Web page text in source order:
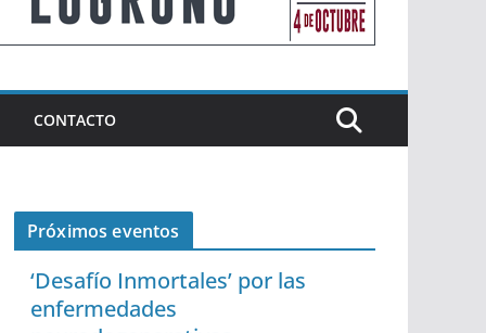
CONTACTO
Próximos eventos
‘Desafío Inmortales’ por las
enfermedades